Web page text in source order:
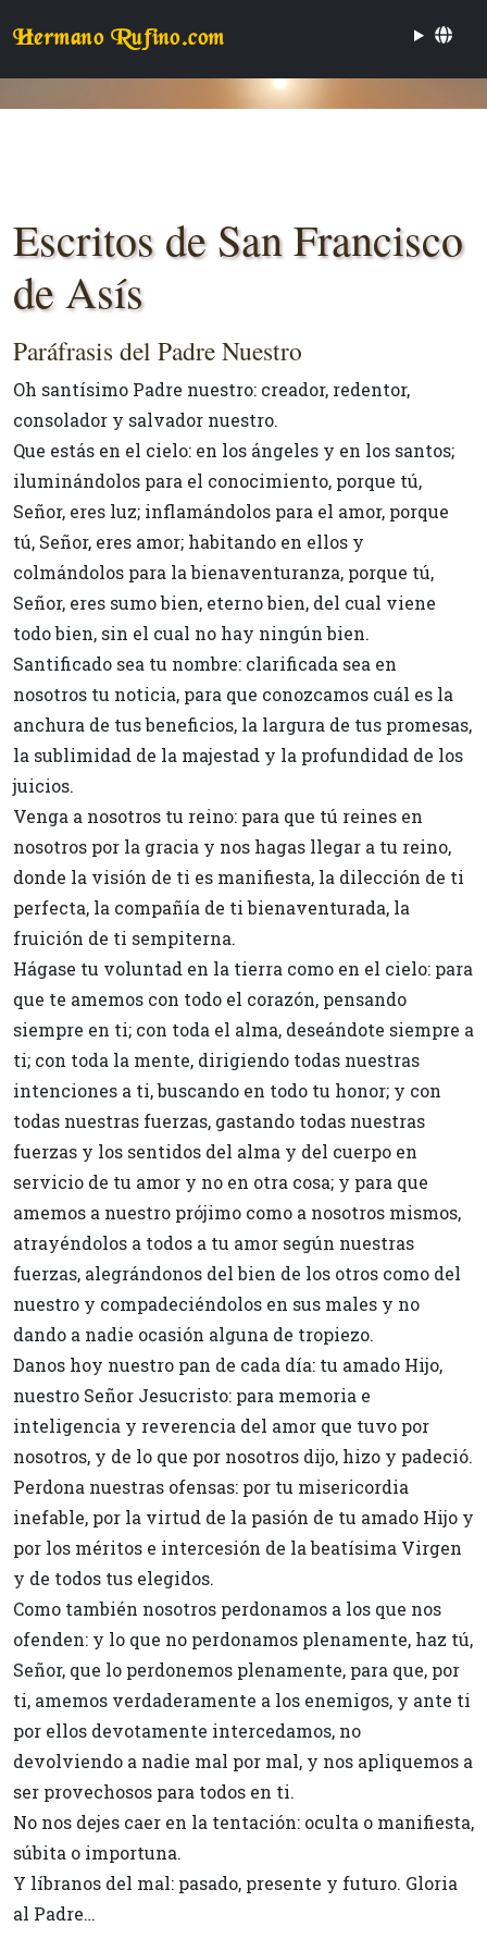
Hermano Rufino.com
Escritos de San Francisco
de Asís
Paráfrasis del Padre Nuestro
Oh santísimo Padre nuestro: creador, redentor,
consolador y salvador nuestro.
Que estás en el cielo: en los ángeles y en los santos;
iluminándolos para el conocimiento, porque tú,
Señor, eres luz; inflamándolos para el amor, porque
tú, Señor, eres amor; habitando en ellos y
colmándolos para la bienaventuranza, porque tú,
Señor, eres sumo bien, eterno bien, del cual viene
todo bien, sin el cual no hay ningún bien.
Santificado sea tu nombre: clarificada sea en
nosotros tu noticia, para que conozcamos cuál es la
anchura de tus beneficios, la largura de tus promesas,
la sublimidad de la majestad y la profundidad de los
juicios.
Venga a nosotros tu reino: para que tú reines en
nosotros por la gracia y nos hagas llegar a tu reino,
donde la visión de ti es manifiesta, la dilección de ti
perfecta, la compañía de ti bienaventurada, la
fruición de ti sempiterna.
Hágase tu voluntad en la tierra como en el cielo: para
que te amemos con todo el corazón, pensando
siempre en ti; con toda el alma, deseándote siempre a
ti; con toda la mente, dirigiendo todas nuestras
intenciones a ti, buscando en todo tu honor; y con
todas nuestras fuerzas, gastando todas nuestras
fuerzas y los sentidos del alma y del cuerpo en
servicio de tu amor y no en otra cosa; y para que
amemos a nuestro prójimo como a nosotros mismos,
atrayéndolos a todos a tu amor según nuestras
fuerzas, alegrándonos del bien de los otros como del
nuestro y compadeciéndolos en sus males y no
dando a nadie ocasión alguna de tropiezo.
Danos hoy nuestro pan de cada día: tu amado Hijo,
nuestro Señor Jesucristo: para memoria e
inteligencia y reverencia del amor que tuvo por
nosotros, y de lo que por nosotros dijo, hizo y padeció.
Perdona nuestras ofensas: por tu misericordia
inefable, por la virtud de la pasión de tu amado Hijo y
por los méritos e intercesión de la beatísima Virgen
y de todos tus elegidos.
Como también nosotros perdonamos a los que nos
ofenden: y lo que no perdonamos plenamente, haz tú,
Señor, que lo perdonemos plenamente, para que, por
ti, amemos verdaderamente a los enemigos, y ante ti
por ellos devotamente intercedamos, no
devolviendo a nadie mal por mal, y nos apliquemos a
ser provechosos para todos en ti.
No nos dejes caer en la tentación: oculta o manifiesta,
súbita o importuna.
Y líbranos del mal: pasado, presente y futuro. Gloria
al Padre…